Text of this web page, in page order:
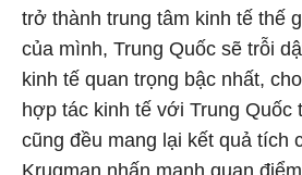
trở thành trung tâm kinh tế thế
của mình, Trung Quốc sẽ trỗi
kinh tế quan trọng bậc nhất,
hợp tác kinh tế với Trung Quốc
cũng đều mang lại kết quả tích
Krugman nhấn mạnh quan